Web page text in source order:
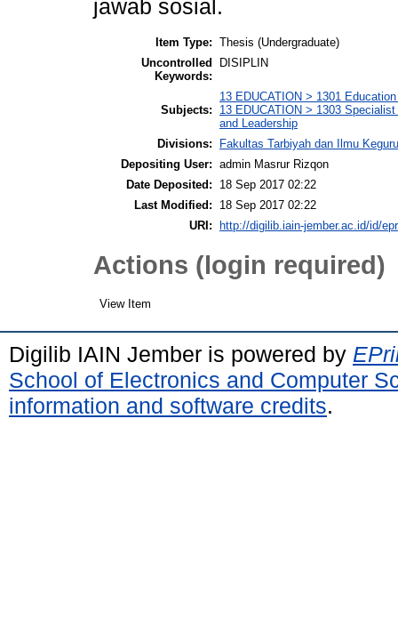
jawab sosial.
Item Type: Thesis (Undergraduate)
Uncontrolled
Keywords:
DISIPLIN
Subjects:
13 EDUCATION > 1301
13 EDUCATION > 1303
and Leadership
Divisions:
Fakultas Tarbiyah dan Ilmu
Depositing User: admin Masrur Rizqon
Date Deposited:
18 Sep 2017 02:22
Last Modified:
18 Sep 2017 02:22
URI:
http://digilib.iain-jember.ac.id/id/
Actions (login required)
View Item
Digilib IAIN Jember is powered by
School of Electronics and Computer
information and software credits.